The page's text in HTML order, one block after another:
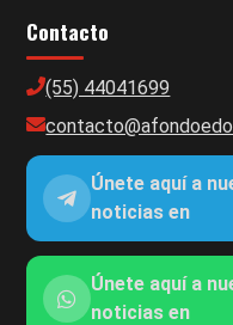
Contacto
(55) 44041699
Únete aquí a
noticias en
Únete aquí a
noticias en